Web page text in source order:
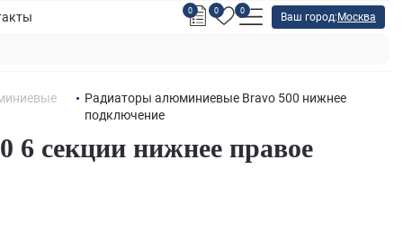
0 0 0
Ваш город: Москва
Радиаторы алюминиевые Bravo 500 нижнее
подключение
6 секции нижнее правое